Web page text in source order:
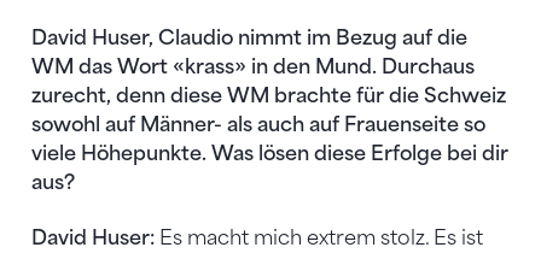
David Huser, Claudio nimmt im Bezug auf die
WM das Wort «krass» in den Mund. Durchaus
zurecht, denn diese WM brachte für die Schweiz
sowohl auf Männer- als auch auf Frauenseite so
viele Höhepunkte. Was lösen diese Erfolge bei dir
aus?
David Huser: Es macht mich extrem stolz. Es ist